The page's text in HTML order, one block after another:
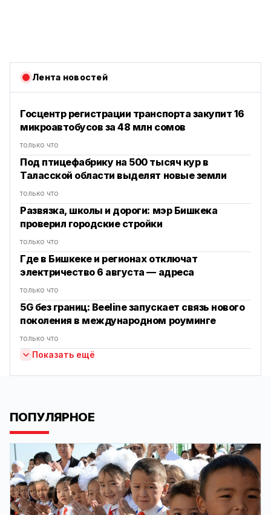
Лента новостей
Госцентр регистрации транспорта закупит 16
микроавтобусов за 48 млн сомов
только что
Под птицефабрику на 500 тысяч кур в
Таласской области выделят новые земли
только что
Развязка, школы и дороги: мэр Бишкека
проверил городские стройки
только что
Где в Бишкеке и регионах отключат
электричество 6 августа — адреса
только что
5G без границ: Beeline запускает связь нового
поколения в международном роуминге
только что
Показать ещё
ПОПУЛЯРНОЕ